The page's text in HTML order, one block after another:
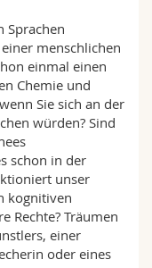
Sprachen
menschlichen
einmal einen
Chemie und
Sie sich an der
würden? Sind
schon in der
unser
kognitiven
Rechte? Träumen
einer
oder eines